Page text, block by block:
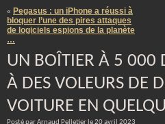
« Pegasus : un iPhone a réussi à
bloquer l’une des pires attaques
de logiciels espions de la planète
…
UN BOÎTIER À 5 000
À DES VOLEURS DE
VOITURE EN
Posté par Arnaud Pelletier le 20 avril 2023